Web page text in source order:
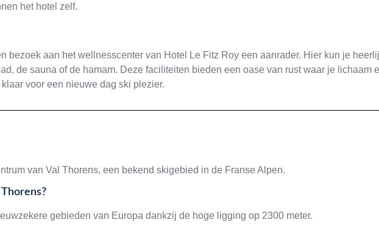
het hotel zelf.
bezoek aan het wellnesscenter van Hotel Le Fitz Roy een aanrader. Hier kun je
de sauna of de hamam. Deze faciliteiten bieden een oase van rust waar je lichaam
voor een nieuwe dag ski plezier.
van Val Thorens, een bekend skigebied in de Franse Alpen.
gebieden van Europa dankzij de hoge ligging op 2300 meter.